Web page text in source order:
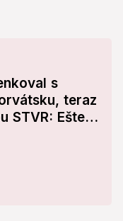
s
teraz
STVR: Ešte